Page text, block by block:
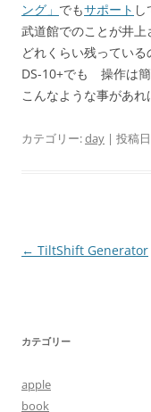
ング」 でもサポート
武道館でのことが井上
どれくらい残ってい
DS-10+でも 操作は
こんなような事があ
カテゴリー:day | 投稿
投
ゲ
シ
← TiltShift Generator
カテゴリー
apple
book